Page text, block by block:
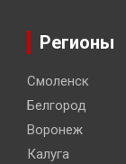
Регионы
Смоленск
Белгород
Воронеж
Калуга